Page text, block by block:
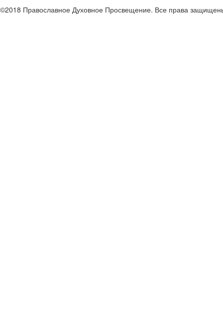
©2018 Православное Духовное Просвещение. Все права